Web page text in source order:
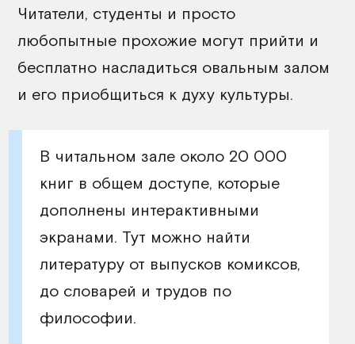
Читатели, студенты и просто
любопытные прохожие могут прийти и
бесплатно насладиться овальным залом
и его приобщиться к духу культуры.
В читальном зале около 20 000
книг в общем доступе, которые
дополнены интерактивными
экранами. Тут можно найти
литературу от выпусков комиксов,
до словарей и трудов по
философии.